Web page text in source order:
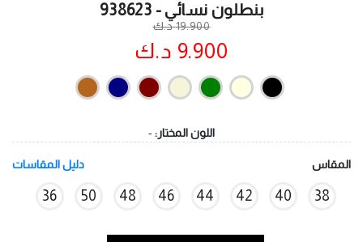
بنطلون نسائي - 938623
19.900 د.ك
9.900 د.ك
اللون المختار: -
المقاس دليل المقاسات
38
40
42
44
46
48
50
36